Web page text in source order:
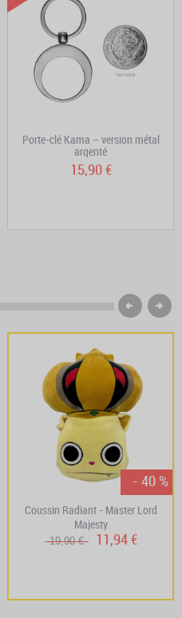
Porte-clé Kama – version métal
argenté
15,90 €
- 40 %
Coussin Radiant - Master Lord
Majesty
19,90 € 11,94 €